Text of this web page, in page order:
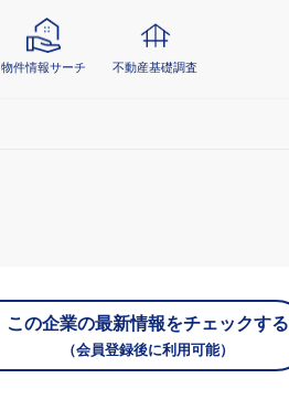
物件情報サーチ 不動産基礎調査
この企業の最新情報をチェックする
（会員登録後に利用可能）